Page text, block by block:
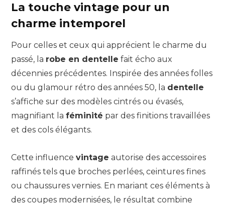
La touche vintage pour un
charme intemporel
Pour celles et ceux qui apprécient le charme du
passé, la robe en dentelle fait écho aux
décennies précédentes. Inspirée des années folles
ou du glamour rétro des années 50, la dentelle
s’affiche sur des modèles cintrés ou évasés,
magnifiant la féminité par des finitions travaillées
et des cols élégants.
Cette influence vintage autorise des accessoires
raffinés tels que broches perlées, ceintures fines
ou chaussures vernies. En mariant ces éléments à
des coupes modernisées, le résultat combine